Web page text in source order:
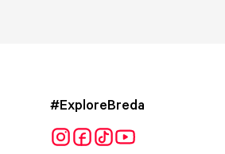
#ExploreBreda